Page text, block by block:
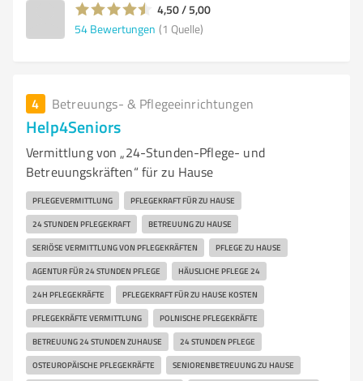
4,50 / 5,00
54 Bewertungen (1 Quelle)
4 Betreuungs- & Pflegeeinrichtungen
Help4Seniors
Vermittlung von „24-Stunden-Pflege- und
Betreuungskräften“ für zu Hause
PFLEGEVERMITTLUNG PFLEGEKRAFT FÜR ZU HAUSE
24 STUNDEN PFLEGEKRAFT BETREUUNG ZU HAUSE
SERIÖSE VERMITTLUNG VON PFLEGEKRÄFTEN PFLEGE ZU HAUSE
AGENTUR FÜR 24 STUNDEN PFLEGE HÄUSLICHE PFLEGE 24
24H PFLEGEKRÄFTE PFLEGEKRAFT FÜR ZU HAUSE KOSTEN
PFLEGEKRÄFTE VERMITTLUNG POLNISCHE PFLEGEKRÄFTE
BETREUUNG 24 STUNDEN ZUHAUSE 24 STUNDEN PFLEGE
OSTEUROPÄISCHE PFLEGEKRÄFTE SENIORENBETREUUNG ZU HAUSE